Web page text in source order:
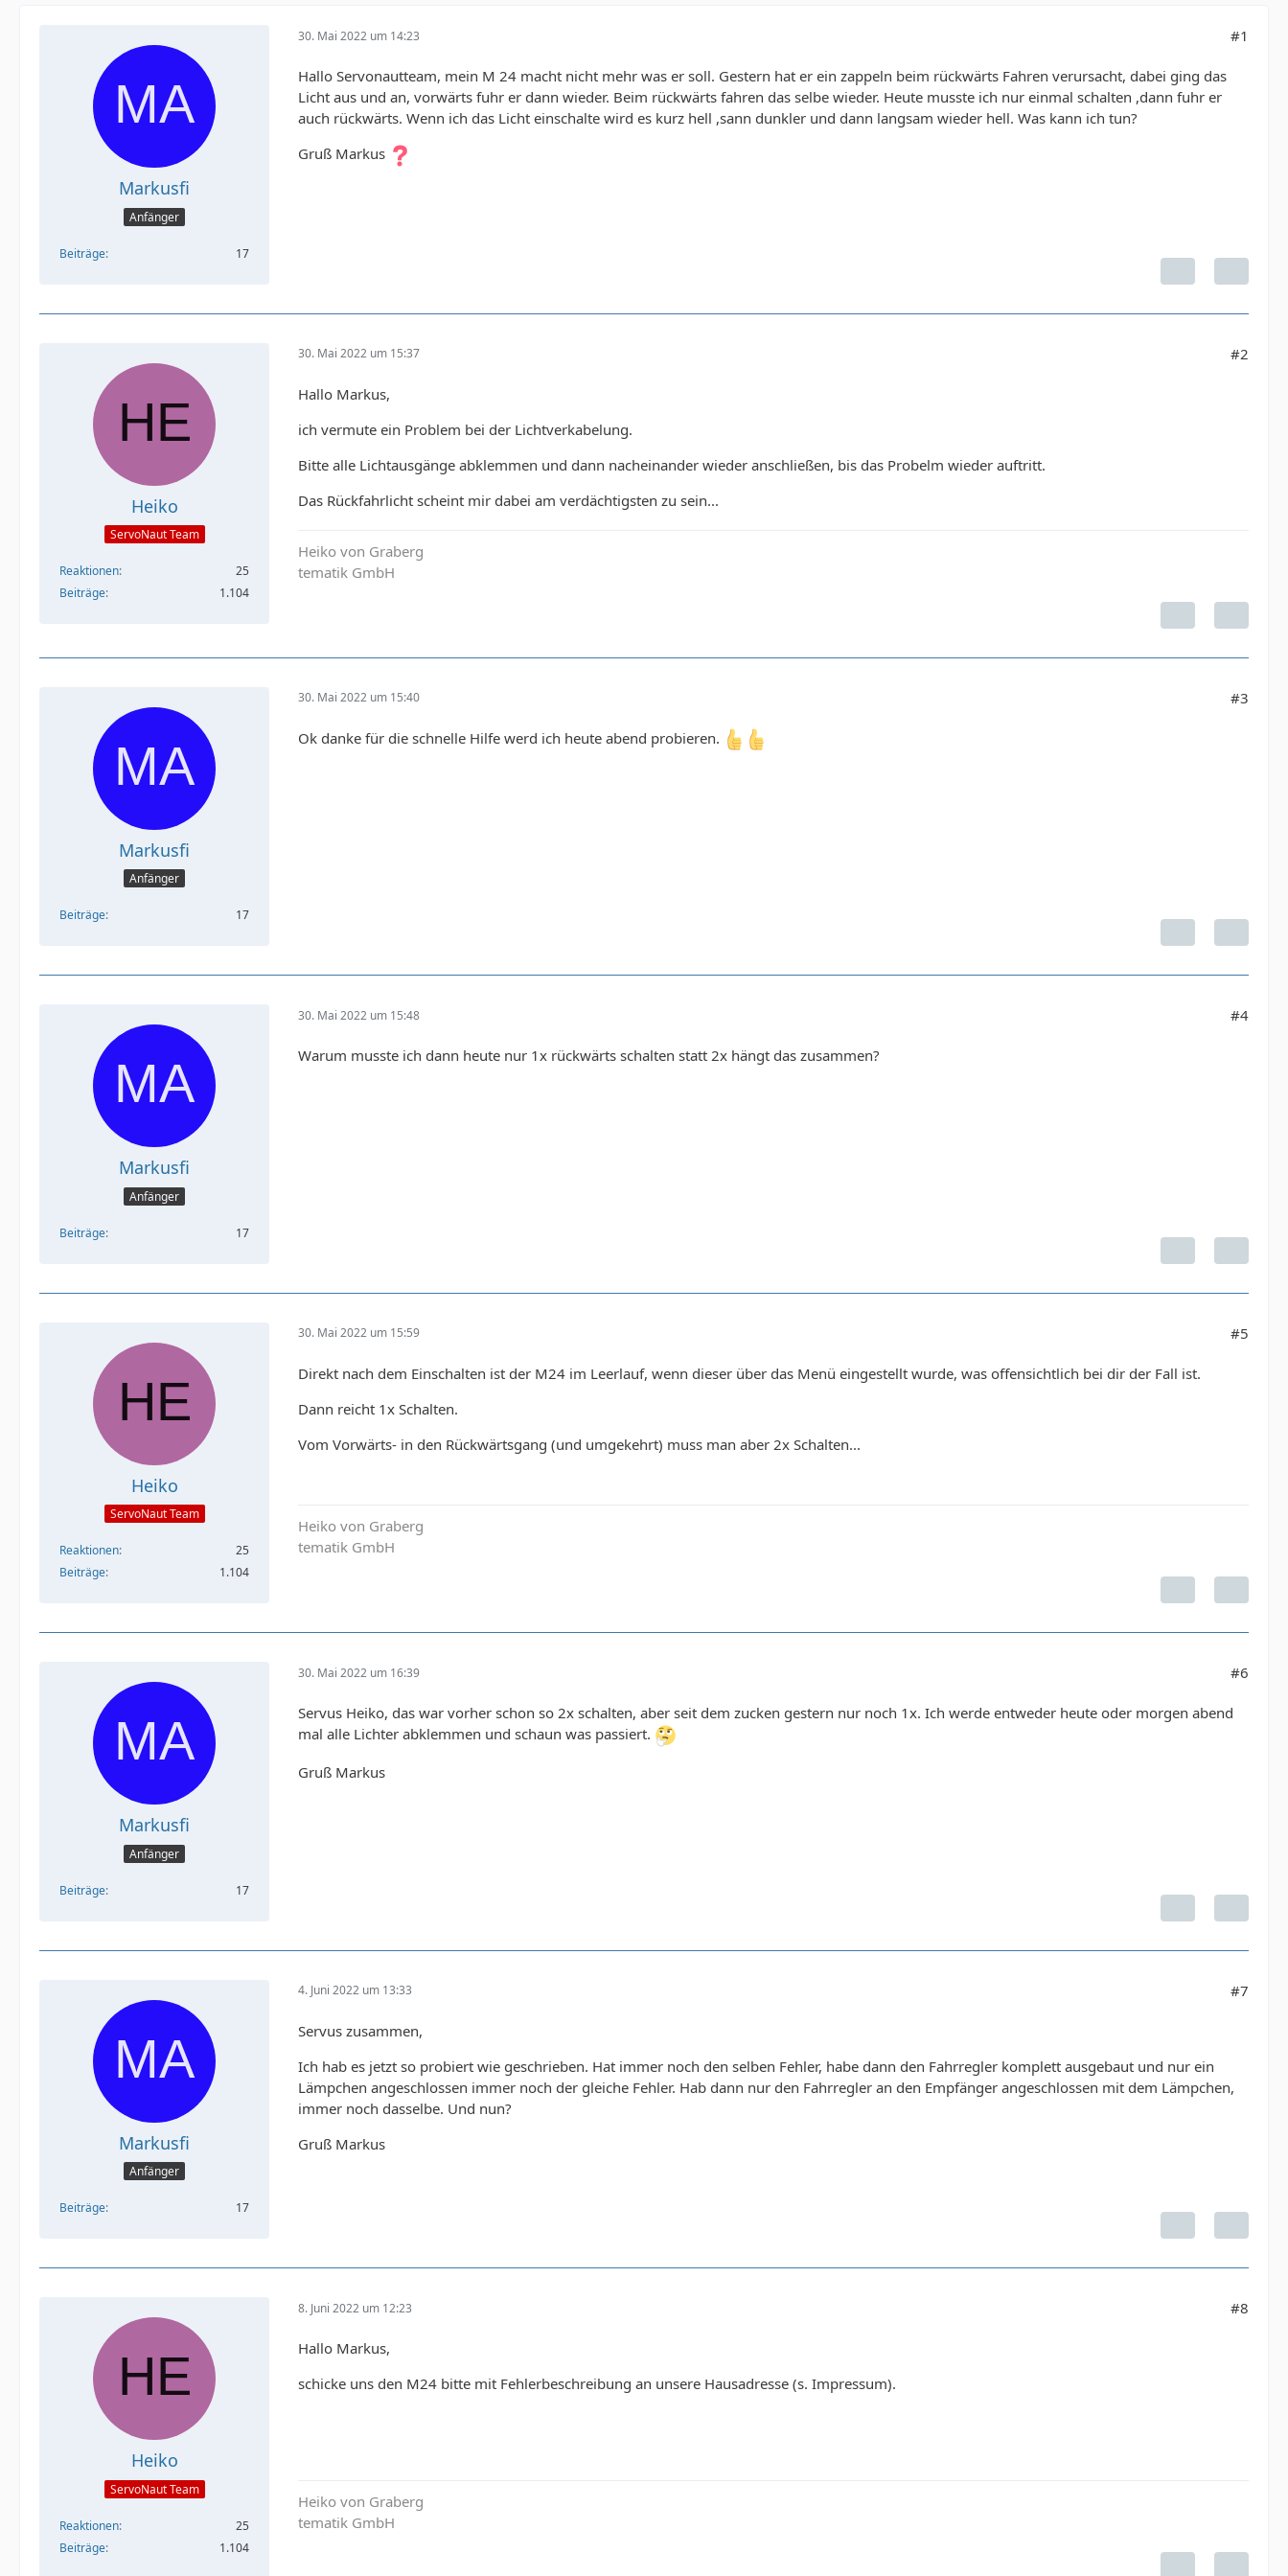
Markusfi
Anfänger
Beiträge 17
30. Mai 2022 um 14:23 #1
Hallo Servonautteam, mein M 24 macht nicht mehr was er soll. Gestern hat er ein zappeln beim rückwärts Fahren verursacht, dabei ging das
Licht aus und an, vorwärts fuhr er dann wieder. Beim rückwärts fahren das selbe wieder. Heute musste ich nur einmal schalten ,dann fuhr er
auch rückwärts. Wenn ich das Licht einschalte wird es kurz hell ,sann dunkler und dann langsam wieder hell. Was kann ich tun?
Gruß Markus
Heiko
ServoNaut Team
Reaktionen
25
Beiträge
1.104
30. Mai 2022 um 15:37 #2
Hallo Markus,
ich vermute ein Problem bei der Lichtverkabelung.
Bitte alle Lichtausgänge abklemmen und dann nacheinander wieder anschließen, bis das Probelm wieder auftritt.
Das Rückfahrlicht scheint mir dabei am verdächtigsten zu sein...
Heiko von Graberg
tematik GmbH
Markusfi
Anfänger
Beiträge 17
30. Mai 2022 um 15:40 #3
Ok danke für die schnelle Hilfe werd ich heute abend probieren.
Markusfi
Anfänger
Beiträge 17
30. Mai 2022 um 15:48 #4
Warum musste ich dann heute nur 1x rückwärts schalten statt 2x hängt das zusammen?
Heiko
ServoNaut Team
Reaktionen
25
Beiträge
1.104
30. Mai 2022 um 15:59 #5
Direkt nach dem Einschalten ist der M24 im Leerlauf, wenn dieser über das Menü eingestellt wurde, was offensichtlich bei dir der Fall ist.
Dann reicht 1x Schalten.
Vom Vorwärts- in den Rückwärtsgang (und umgekehrt) muss man aber 2x Schalten...
Heiko von Graberg
tematik GmbH
Markusfi
Anfänger
Beiträge 17
30. Mai 2022 um 16:39 #6
Servus Heiko, das war vorher schon so 2x schalten, aber seit dem zucken gestern nur noch 1x. Ich werde entweder heute oder morgen abend
mal alle Lichter abklemmen und schaun was passiert.
Gruß Markus
Markusfi
Anfänger
Beiträge 17
4. Juni 2022 um 13:33 #7
Servus zusammen,
Ich hab es jetzt so probiert wie geschrieben. Hat immer noch den selben Fehler, habe dann den Fahrregler komplett ausgebaut und nur ein
Lämpchen angeschlossen immer noch der gleiche Fehler. Hab dann nur den Fahrregler an den Empfänger angeschlossen mit dem Lämpchen,
immer noch dasselbe. Und nun?
Gruß Markus
Heiko
ServoNaut Team
Reaktionen
25
Beiträge
1.104
8. Juni 2022 um 12:23 #8
Hallo Markus,
schicke uns den M24 bitte mit Fehlerbeschreibung an unsere Hausadresse (s. Impressum).
Heiko von Graberg
tematik GmbH